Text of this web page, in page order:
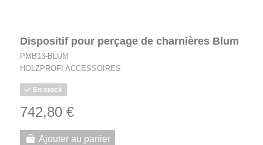
Dispositif pour perçage de charnières Blum
PMB13-BLUM
HOLZPROFI ACCESSOIRES
En stock
742,80 €
Ajouter au panier